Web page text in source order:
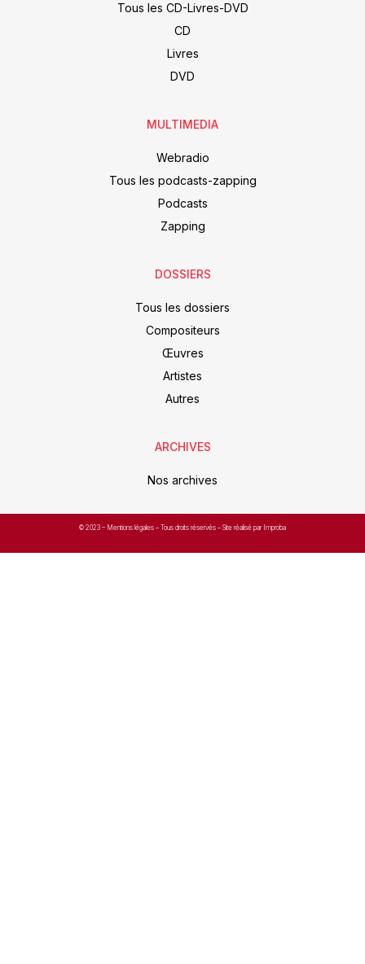
Tous les CD-Livres-DVD
CD
Livres
DVD
MULTIMEDIA
Webradio
Tous les podcasts-zapping
Podcasts
Zapping
DOSSIERS
Tous les dossiers
Compositeurs
Œuvres
Artistes
Autres
ARCHIVES
Nos archives
© 2023 – Mentions légales – Tous droits réservés – Site réalisé par Improba